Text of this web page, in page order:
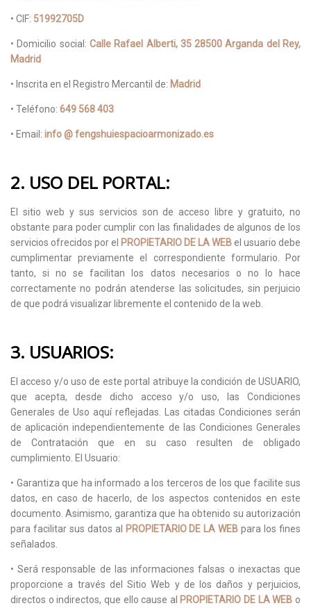
• CIF: 51992705D
• Domicilio social: Calle Rafael Alberti, 35 28500 Arganda del Rey,
Madrid
• Inscrita en el Registro Mercantil de: Madrid
• Teléfono: 649 568 403
• Email: info @ fengshuiespacioarmonizado.es
2. USO DEL PORTAL:
El sitio web y sus servicios son de acceso libre y gratuito, no
obstante para poder cumplir con las finalidades de algunos de los
servicios ofrecidos por el PROPIETARIO DE LA WEBel usuario debe
cumplimentar previamente el correspondiente formulario. Por
tanto, si no se facilitan los datos necesarios o no lo hace
correctamente no podrán atenderse las solicitudes, sin perjuicio
de que podrá visualizar libremente el contenido de la web.
3. USUARIOS:
El acceso y/o uso de este portal atribuye la condición de USUARIO,
que acepta, desde dicho acceso y/o uso, las Condiciones
Generales de Uso aquí reflejadas. Las citadas Condiciones serán
de aplicación independientemente de las Condiciones Generales
de Contratación que en su caso resulten de obligado
cumplimiento. El Usuario:
• Garantiza que ha informado a los terceros de los que facilite sus
datos, en caso de hacerlo, de los aspectos contenidos en este
documento. Asimismo, garantiza que ha obtenido su autorización
para facilitar sus datos al
PROPIETARIO DE LA WEB para los fines
señalados.
• Será responsable de las informaciones falsas o inexactas que
proporcione a través del Sitio Web y de los daños y perjuicios,
directos o indirectos, que ello cause al PROPIETARIO DE LA WEB o